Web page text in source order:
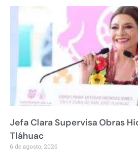
Jefa Clara Supervisa Obras
Tláhuac
6 de agosto, 2026